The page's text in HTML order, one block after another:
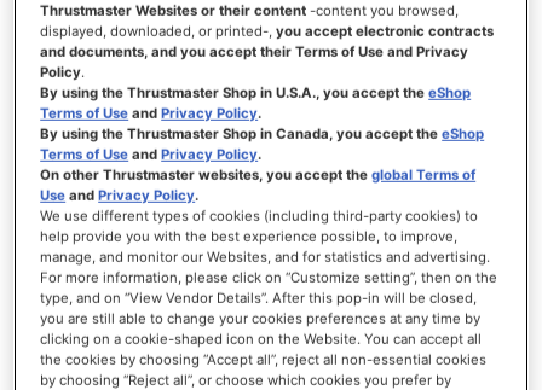
SE CONNECTER
Mot de passe oublié ?
NOUVEAUX CLIENTS
Créer un compte a de nombreux avantages : commander plus rapidement, enregistrer
plusieurs adresses, suivre vos commandes et plus encore.
Thrustmaster Websites or their content -content you browsed,
displayed, downloaded, or printed-,you accept electronic contracts
and documents, and you accept their Terms of Use and Privacy
Policy.
By using the Thrustmaster Shop in U.S.A., you accept theeShop
Terms of Use andPrivacy Policy.
By using the Thrustmaster Shop in Canada, you accept theeShop
Terms of Use andPrivacy Policy.
On other Thrustmaster websites, you accept theglobal Terms of
Use andPrivacy Policy.
We use different types of cookies (including third-party cookies) to
help provide you with the best experience possible, to improve,
manage, and monitor our Websites, and for statistics and advertising.
For more information, please click on “Customize setting”, then on the
type, and on “View Vendor Details”. After this pop-in will be closed,
you are still able to change your cookies preferences at any time by
clicking on a cookie-shaped icon on the Website. You can accept all
the cookies by choosing “Accept all”, reject all non-essential cookies
by choosing “Reject all”, or choose which cookies you prefer by